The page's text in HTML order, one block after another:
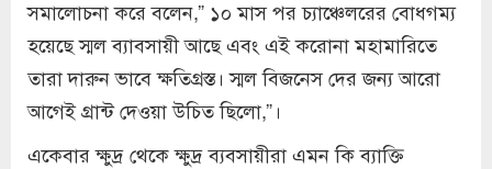
সমালোচনা করে বলেন,” ১০ মাস পর চ্যাঞ্চেলরের বোধগম্য
হয়েছে স্মল ব্যাবসায়ী আছে এবং এই করোনা মহামারিতে
তারা দারুন ভাবে ক্ষতিগ্রস্ত। স্মল বিজনেস দের জন্য আরো
আগেই গ্রান্ট দেওয়া উচিত ছিলো,”।
একেবার ক্ষুদ্র থেকে ক্ষুদ্র ব্যবসায়ীরা এমন কি ব্যাক্তি